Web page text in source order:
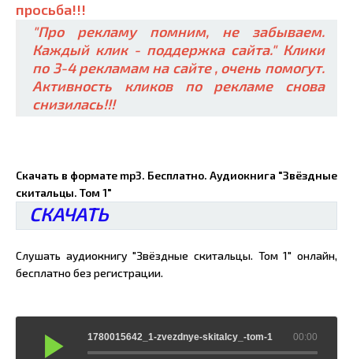
просьба!!!
"Про рекламу помним, не забываем.
Каждый клик - поддержка сайта." Клики
по 3-4 рекламам на сайте , очень помогут.
Активность кликов по рекламе снова
снизилась!!!
Скачать в формате mp3. Бесплатно. Аудиокнига "Звёздные
скитальцы. Том 1"
СКАЧАТЬ
Слушать аудиокнигу "Звёздные скитальцы. Том 1" онлайн,
бесплатно без регистрации.
00:00
1780015642_1-zvezdnye-skitalcy_-tom-1